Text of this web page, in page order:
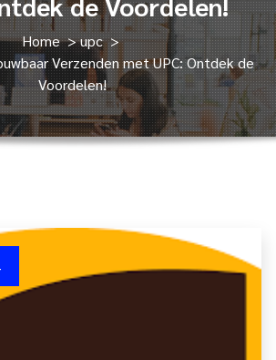
Home>upc>
Verzenden met UPC: Ontdek de
Voordelen!